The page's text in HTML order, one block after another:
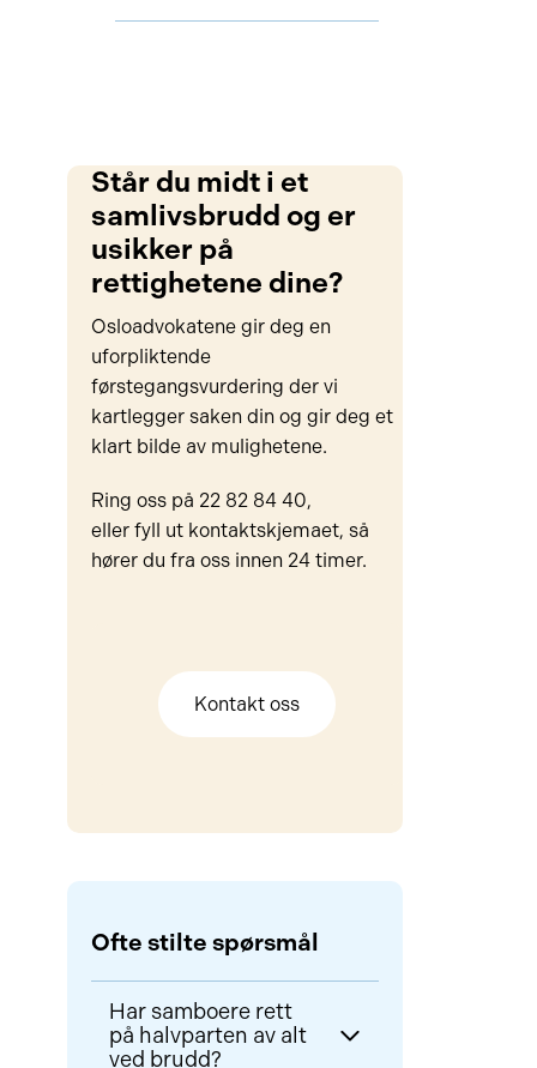
Står du midt i et
samlivsbrudd og er
usikker på
rettighetene dine?
Osloadvokatene gir deg en
uforpliktende
førstegangsvurdering der vi
kartlegger saken din og gir deg et
klart bilde av mulighetene.
Ring oss på 22 82 84 40,
eller fyll ut kontaktskjemaet, så
hører du fra oss innen 24 timer.
Kontakt oss
Ofte stilte spørsmål
Har samboere rett
på halvparten av alt
ved brudd?